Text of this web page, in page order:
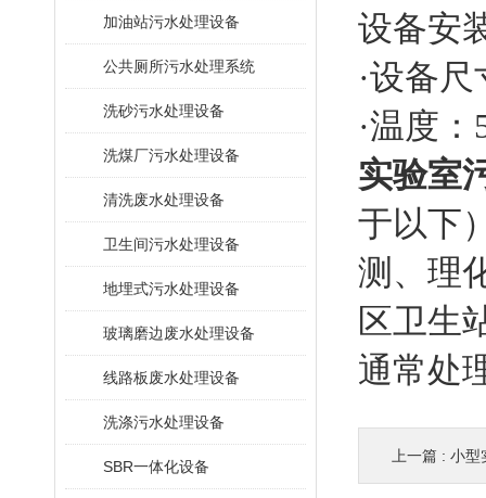
加油站污水处理设备
公共厕所污水处理系统
洗砂污水处理设备
洗煤厂污水处理设备
清洗废水处理设备
卫生间污水处理设备
地埋式污水处理设备
玻璃磨边废水处理设备
线路板废水处理设备
洗涤污水处理设备
SBR一体化设备
设备安
·设备
·温度：
实验室
于以下
测、理
区卫生
通常处
上一篇 : 小型